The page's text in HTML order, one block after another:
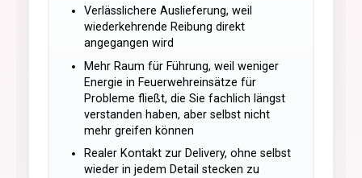
Verlässlichere Auslieferung, weil
wiederkehrende Reibung direkt
angegangen wird
Mehr Raum für Führung, weil weniger
Energie in Feuerwehreinsätze für
Probleme fließt, die Sie fachlich längst
verstanden haben, aber selbst nicht
mehr greifen können
Realer Kontakt zur Delivery, ohne selbst
wieder in jedem Detail stecken zu